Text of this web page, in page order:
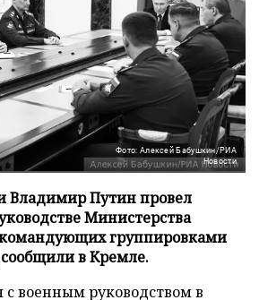
Фото: Алексей Бабушкин/РИА
Новости
Владимир Путин провел
Министерства
группировками
в Кремле.
с военным руководством в